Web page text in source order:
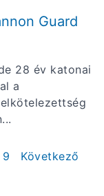
Guard
28 év katonai
a
9 Következő